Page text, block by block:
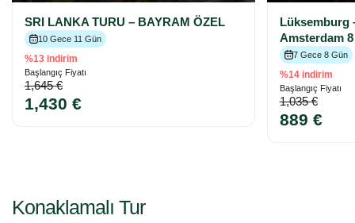
SRI LANKA TURU – BAYRAM ÖZEL
10 Gece 11 Gün
%13 indirim
Başlangıç Fiyatı
1,645 €
1,430 €
Lüksemburg
Amsterdam
7 Gece 8 Gün
%14 indirim
Başlangıç Fiyatı
1,035 €
889 €
Konaklamalı Tur